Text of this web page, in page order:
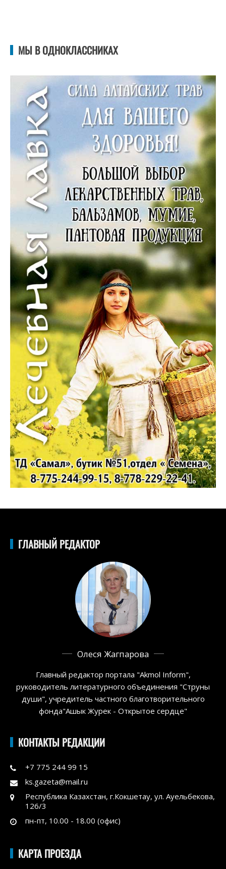
МЫ В ОДНОКЛАССНИКАХ
ГЛАВНЫЙ РЕДАКТОР
Олеся Жагпарова
Главный редактор портала "Akmol Inform",
руководитель литературного объединения "Струны
души", учредитель частного благотворительного
фонда"Ашык Журек - Открытое сердце"
КОНТАКТЫ РЕДАКЦИИ
+7 775 244 99 15
ks.gazeta@mail.ru
Республика Казахстан, г.Кокшетау, ул. Ауельбекова,
126/3
пн-пт, 10.00 - 18.00 (офис)
КАРТА ПРОЕЗДА